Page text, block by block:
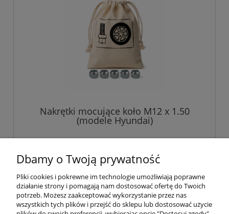
Nakrętki mocujące koło M12 x 1.50
(modele Hyundai)
do koszyka
Dbamy o Twoją prywatność
Pliki cookies i pokrewne im technologie umożliwiają poprawne
działanie strony i pomagają nam dostosować ofertę do Twoich
potrzeb. Możesz zaakceptować wykorzystanie przez nas
wszystkich tych plików i przejść do sklepu lub dostosować użycie